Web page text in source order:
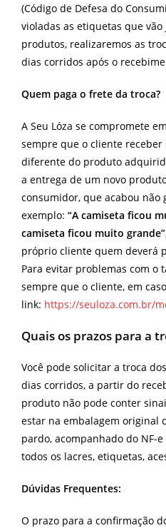
(Código de Defesa do
violadas as etiquetas que
produtos, realizaremos as
dias corridos após o
Quem paga o frete da troca?
A Seu Lóza se compromete
sempre que o cliente
diferente do produto
a entrega de um novo
consumidor, que acabou não
exemplo: “A camiseta ficou
camiseta ficou muito grande”
próprio cliente quem deverá
Para evitar problemas com o
sempre que o cliente, em
link: https://seuloza.com.br/
Quais os prazos para a
Você pode solicitar a troca
dias corridos, a partir do
produto não pode conter
estar na embalagem original
pardo, acompanhado do NF-
todos os lacres, etiquetas,
Dúvidas Frequentes:
O prazo para a confirmação